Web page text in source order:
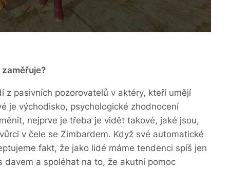
z pasivních pozorovatelů v aktéry, kteří umějí
je východisko, psychologické zhodnocení
nejprve je třeba je vidět takové, jaké jsou,
v čele se Zimbardem. Když své automatické
fakt, že jako lidé máme tendenci spíš jen
davem a spoléhat na to, že akutní pomoc